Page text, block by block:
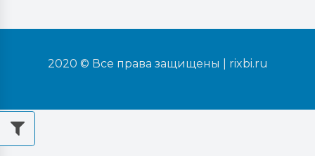
2020 © Все права защищены | rixbi.ru